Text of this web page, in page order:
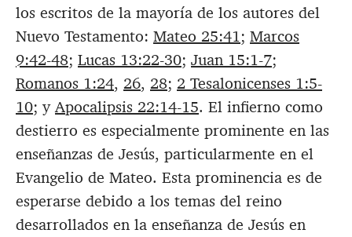
los escritos de la mayoría de los autores del
Nuevo Testamento: Mateo 25:41; Marcos
9:42-48; Lucas 13:22-30; Juan 15:1-7;
Romanos 1:24, 26, 28; 2 Tesalonicenses 1:5-
10; yApocalipsis 22:14-15. El infierno como
destierro es especialmente prominente en las
enseñanzas de Jesús, particularmente en el
Evangelio de Mateo. Esta prominencia es de
esperarse debido a los temas del reino
desarrollados en la enseñanza de Jesús en